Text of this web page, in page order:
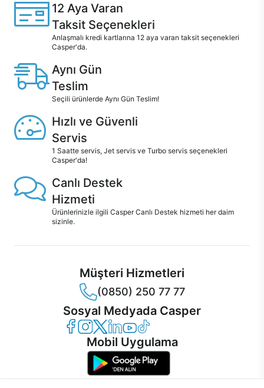
12 Aya Varan
Taksit Seçenekleri
Anlaşmalı kredi kartlarına 12 aya varan taksit seçenekleri
Casper'da.
Aynı Gün
Teslim
Seçili ürünlerde Aynı Gün Teslim!
Hızlı ve Güvenli
Servis
1 Saatte servis, Jet servis ve Turbo servis seçenekleri
Casper'da!
Canlı Destek
Hizmeti
Ürünlerinizle ilgili Casper Canlı Destek hizmeti her daim
sizinle.
Müşteri Hizmetleri
(0850) 250 77 77
Sosyal Medyada Casper
Casper Facebook
Casper Instagram
Casper Twitter
Casper LinkedIn
Casper YouTube
Casper TikTok
Mobil Uygulama